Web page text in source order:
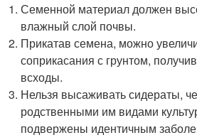
Семенной материал должен
влажный слой почвы.
Прикатав семена, можно
соприкасания с грунтом,
всходы.
Нельзя высаживать сидераты,
родственными им видами
подвержены идентичным